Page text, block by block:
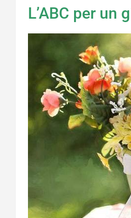
L’ABC per un